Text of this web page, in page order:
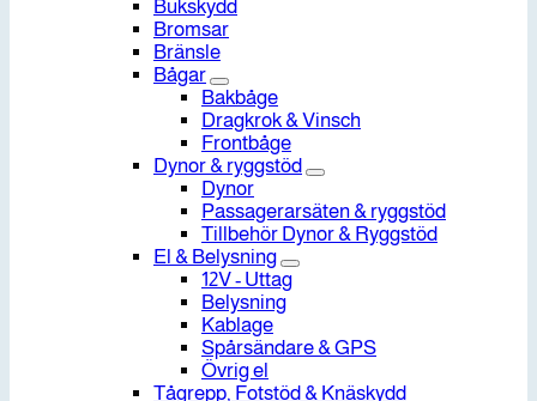
Bukskydd
Bromsar
Bränsle
Bågar
Bakbåge
Dragkrok & Vinsch
Frontbåge
Dynor & ryggstöd
Dynor
Passagerarsäten & ryggstöd
Tillbehör Dynor & Ryggstöd
El & Belysning
12V - Uttag
Belysning
Kablage
Spårsändare & GPS
Övrig el
Tågrepp, Fotstöd & Knäskydd